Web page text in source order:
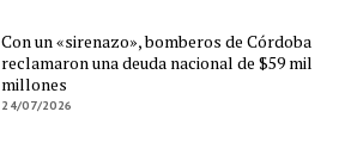
Con un «sirenazo», bomberos de Córdoba
reclamaron una deuda nacional de $59 mil
millones
24/07/2026